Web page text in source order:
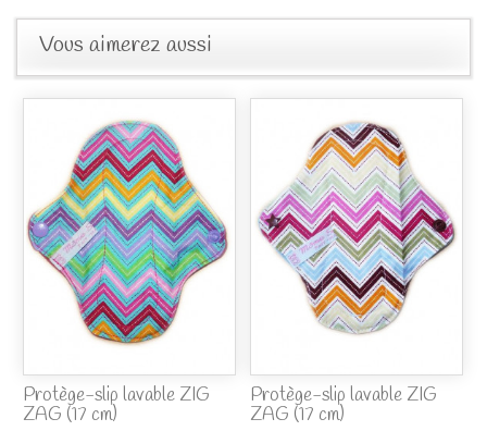
Vous aimerez aussi
Protège-slip lavable ZIG
ZAG (17 cm)
Protège-slip lavable ZIG
ZAG (17 cm)